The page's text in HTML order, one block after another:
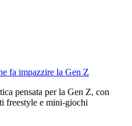
fa impazzire la Gen Z
pensata per la Gen Z, con
freestyle e mini-giochi